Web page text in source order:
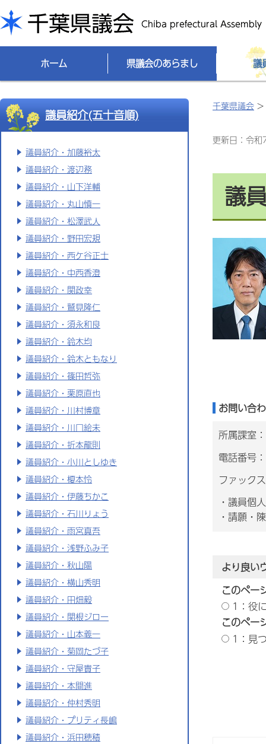
千葉県議会
ホーム 県議会のあらまし 議
議員紹介(五十音順)
議員紹介・加藤裕太
議員紹介・渡辺務
議員紹介・山下洋輔
議員紹介・丸山慎一
議員紹介・松澤武人
議員紹介・野田宏規
議員紹介・西ケ谷正士
議員紹介・中西香澄
議員紹介・関政幸
議員紹介・鷲見隆仁
議員紹介・須永和良
議員紹介・鈴木均
議員紹介・鈴木ともなり
議員紹介・篠田哲弥
議員紹介・栗原直也
議員紹介・川村博章
議員紹介・川口絵未
議員紹介・折本龍則
議員紹介・小川としゆき
議員紹介・榎本怜
議員紹介・伊藤ちかこ
議員紹介・石川りょう
議員紹介・雨宮真吾
議員紹介・浅野ふみ子
議員紹介・秋山陽
議員紹介・横山秀明
議員紹介・田畑毅
議員紹介・関根ジロー
議員紹介・山本義一
議員紹介・菊岡たづ子
議員紹介・守屋貴子
議員紹介・本間進
議員紹介・仲村秀明
議員紹介・プリティ長嶋
議員紹介・浜田穂積
千葉県議会 >
更新日：令
議
お問い合
所属課室：
電話番号
ファック
・議員個
・請願・
より良い
このペー
1：役
このペー
1：見